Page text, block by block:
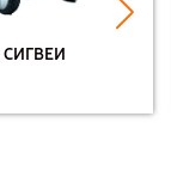
СИГВЕИ